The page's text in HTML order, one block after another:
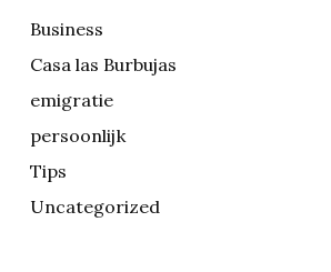
Business
Casa las Burbujas
emigratie
persoonlijk
Tips
Uncategorized